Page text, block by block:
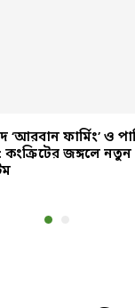
‘আরবান ফার্মিং’ ও
কংক্রিটের জঙ্গলে নতুন